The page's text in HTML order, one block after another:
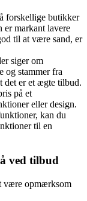
forskellige butikker
er markant lavere
til at være sand, er
siger om
og stammer fra
det er et ægte tilbud.
på et
eller design.
kan du
til en
ved tilbud
være opmærksom